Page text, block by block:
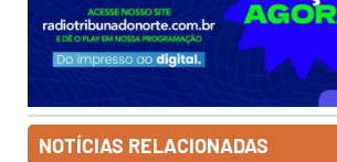
NOTÍCIAS RELACIONADAS